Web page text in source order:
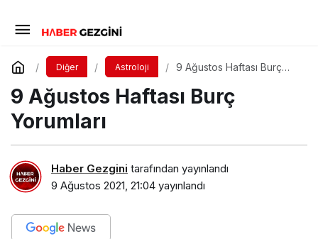
Diğer Astroloji
9 Ağustos Haftası Burç
9 Ağustos Haftası Burç
Yorumları
Haber Gezgini tarafından yayınlandı
9 Ağustos 2021, 21:04 yayınlandı